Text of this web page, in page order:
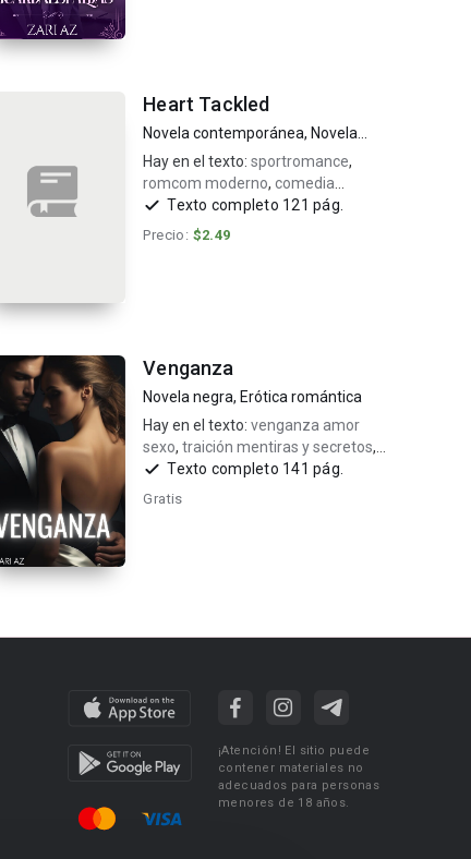
Heart Tackled
Novela contemporánea, Novela
romántica
Hay en el texto:sportromance,
romcom moderno,comedia
romántica+16
Texto completo 121 pág.
Precio: $2.49
Venganza
Novela negra, Erótica romántica
Hay en el texto:venganza amor
sexo,traición mentiras y secretos,
romance +21
Texto completo 141 pág.
Gratis
¡Atención! El sitio puede
contener materiales no
adecuados para personas
menores de 18 años.